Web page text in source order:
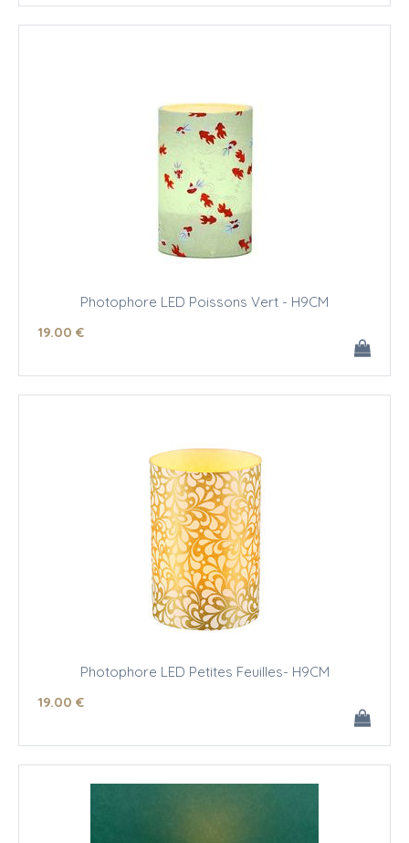
Photophore LED Poissons Vert - H9CM
19.00 €
Photophore LED Petites Feuilles- H9CM
19.00 €